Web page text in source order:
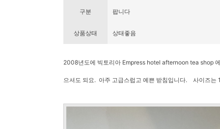
구분 팝니다
상품상태 상태좋음
2008년도에 빅토리아 Empress hotel afternoon tea shop
으셔도 되요. 아주 고급스럽고 예쁜 받침입니다. 사이즈